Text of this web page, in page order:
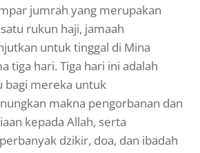
jumrah yang merupakan
rukun haji, jamaah
untuk tinggal di Mina
tiga hari. Tiga hari ini adalah
bagi mereka untuk
makna pengorbanan dan
kepada Allah, serta
dzikir, doa, dan ibadah